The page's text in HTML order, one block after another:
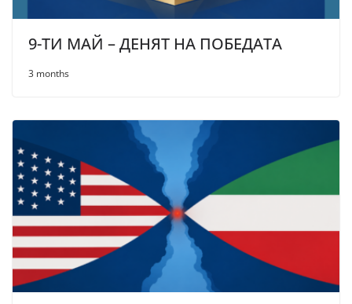
9-ТИ МАЙ – ДЕНЯТ НА ПОБЕДАТА
3 months